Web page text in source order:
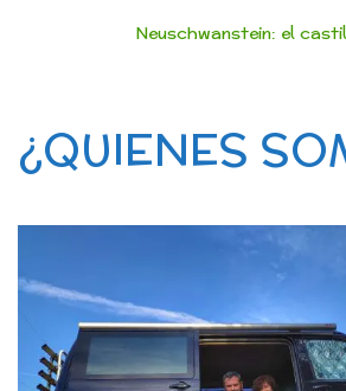
Neuschwanstein: el
¿QUIENES